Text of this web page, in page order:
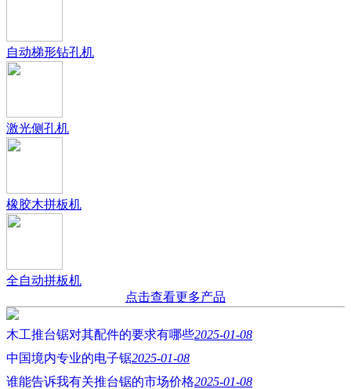
自动梯形钻孔机
激光侧孔机
橡胶木拼板机
全自动拼板机
点击查看更多产品
木工推台锯对其配件的要求有哪些2025-01-08
中国境内专业的电子锯2025-01-08
谁能告诉我有关推台锯的市场价格2025-01-08